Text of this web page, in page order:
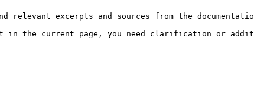
excerpts and sources from the
in the current page, you need clarification or